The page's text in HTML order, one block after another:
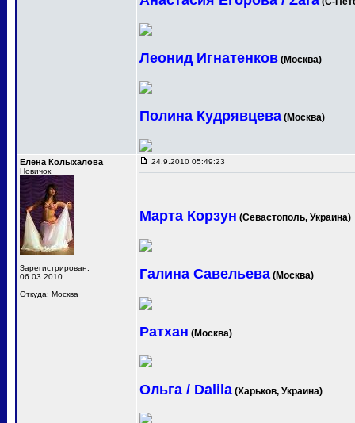
Леонид Игнатенков (Москва)
Полина Кудрявцева (Москва)
Елена Колыхалова
Новичок
Зарегистрирован:
06.03.2010
Откуда: Москва
24.9.2010 05:49:23
Марта Корзун (Севастополь, Украина)
Галина Савельева (Москва)
Ратхан (Москва)
Ольга / Dalila (Харьков, Украина)